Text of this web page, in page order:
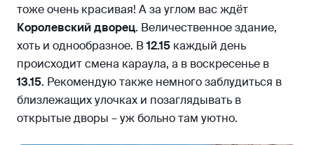
тоже очень красивая! А за углом вас ждёт
Королевский дворец. Величественное здание,
хоть и однообразное. В12.15 каждый день
происходит смена караула, а в воскресенье в
13.15. Рекомендую также немного заблудиться в
близлежащих улочках и позаглядывать в
открытые дворы – уж больно там уютно.